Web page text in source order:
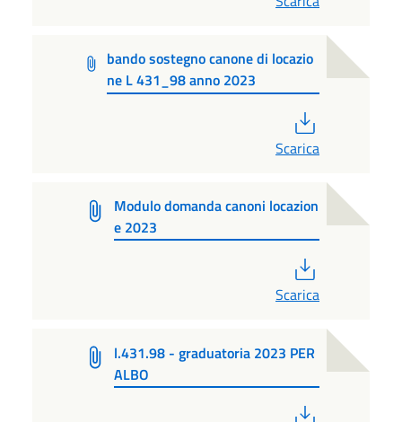
bando sostegno canone di locazio
ne L 431_98 anno 2023
Scarica
Modulo domanda canoni locazion
e 2023
Scarica
l.431.98 - graduatoria 2023 PER
ALBO